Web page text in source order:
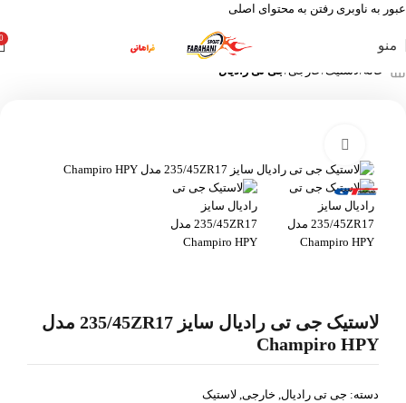
عبور به ناوبری رفتن به محتوای اصلی
منو
خانه لاستیک خارجی جی تی رادیال
لاستیک جی تی رادیال سایز 235/45ZR17 مدل
Champiro HPY
دسته: جی تی رادیال, خارجی, لاستیک